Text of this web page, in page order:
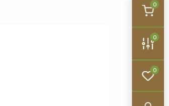
0
0
0